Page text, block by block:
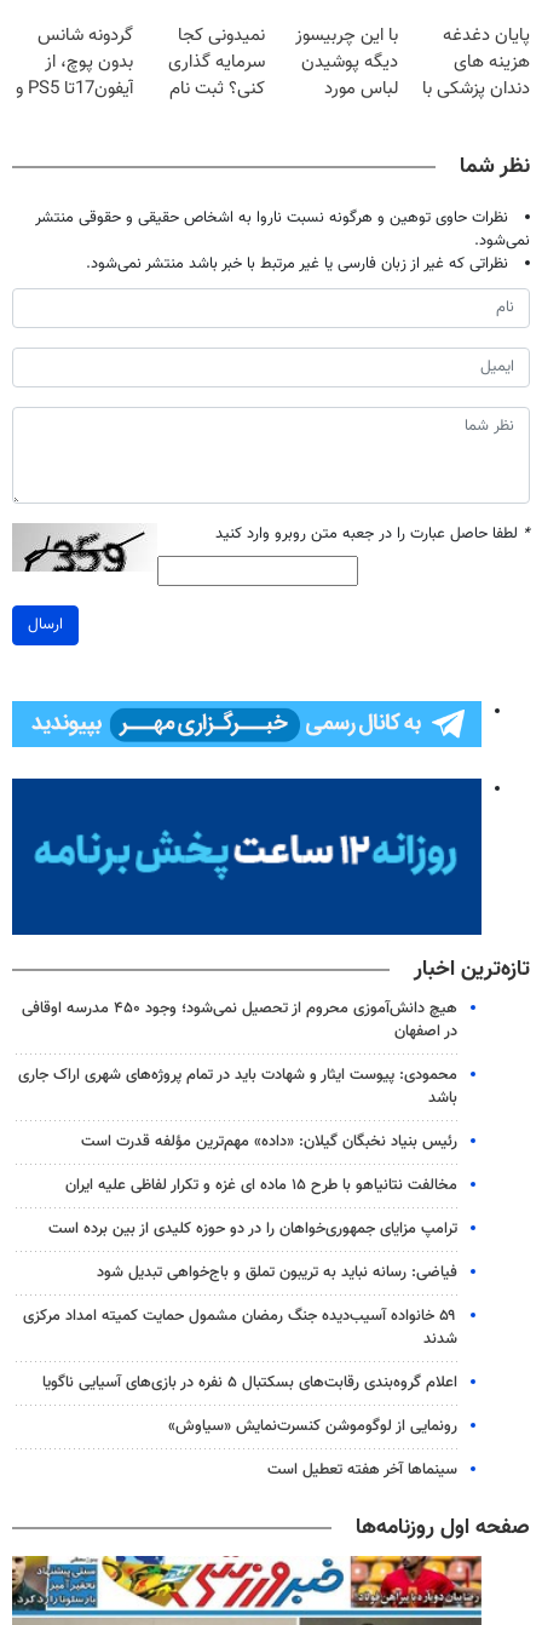
امشب)
۲۵ میلیون
تومان!!!
پایان دغدغه
هزینه های
دندان پزشکی با
با این چربیسوز
دیگه پوشیدن
لباس مورد
نمیدونی کجا
سرمایه گذاری
کنی؟ ثبت نام
گردونه شانس
بدون پوچ، از
آیفون17تا PS5 و
نظر شما
نظرات حاوی توهین و هرگونه نسبت ناروا به اشخاص حقیقی و حقوقی منتشر
نمی‌شود.
نظراتی که غیر از زبان فارسی یا غیر مرتبط با خبر باشد منتشر نمی‌شود.
* لطفا حاصل عبارت را در جعبه متن روبرو وارد کنید
ارسال
تازه‌ترین اخبار
هیچ دانش‌آموزی محروم از تحصیل نمی‌شود؛ وجود ۴۵۰ مدرسه اوقافی
در اصفهان
محمودی: پیوست ایثار و شهادت باید در تمام پروژه‌های شهری اراک جاری
باشد
رئیس بنیاد نخبگان گیلان: «داده» مهم‌ترین مؤلفه قدرت است
مخالفت نتانیاهو با طرح ۱۵ ماده ای غزه و تکرار لفاظی علیه ایران
ترامپ مزایای جمهوری‌خواهان را در دو حوزه کلیدی از بین برده است
فیاضی: رسانه نباید به تریبون تملق و باج‌خواهی تبدیل شود
۵۹ خانواده آسیب‌دیده جنگ رمضان مشمول حمایت کمیته امداد مرکزی
شدند
اعلام گروه‌بندی رقابت‌های بسکتبال ۵ نفره در بازی‌های آسیایی ناگویا
رونمایی از لوگوموشن کنسرت‌نمایش «سیاوش»
سینماها آخر هفته تعطیل است
صفحه اول روزنامه‌ها